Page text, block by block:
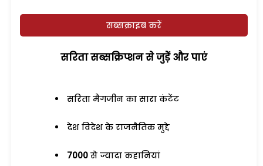
सब्सक्राइब करें
सरिता सब्सक्रिप्शन से जुड़ेें और पाएं
सरिता मैगजीन का सारा कंटेंट
देश विदेश के राजनैतिक मुद्दे
7000 से ज्यादा कहानियां